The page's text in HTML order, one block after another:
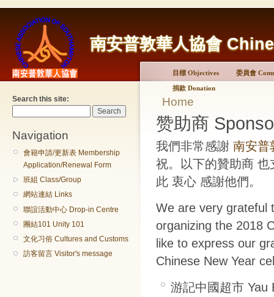
南安普敦華人協會
Search this site:
Navigation
會籍申請/更新表 Membership
Application/Renewal Form
班組 Class/Group
網站連結 Links
聯誼活動中心 Drop-in Centre
團結101 Unity 101
文化习俗 Cultures and Customs
訪客留言 Visitor's message
目標 Objectives 委員會
捐款 Donation
Home
赞助商
我們非常感謝 南安普
祝。
以下的贊助商 也
此 衷心 感謝他們。
We are very grateful
organizing the 2018
like to express our
Chinese New Year
游記中國超市 Yau